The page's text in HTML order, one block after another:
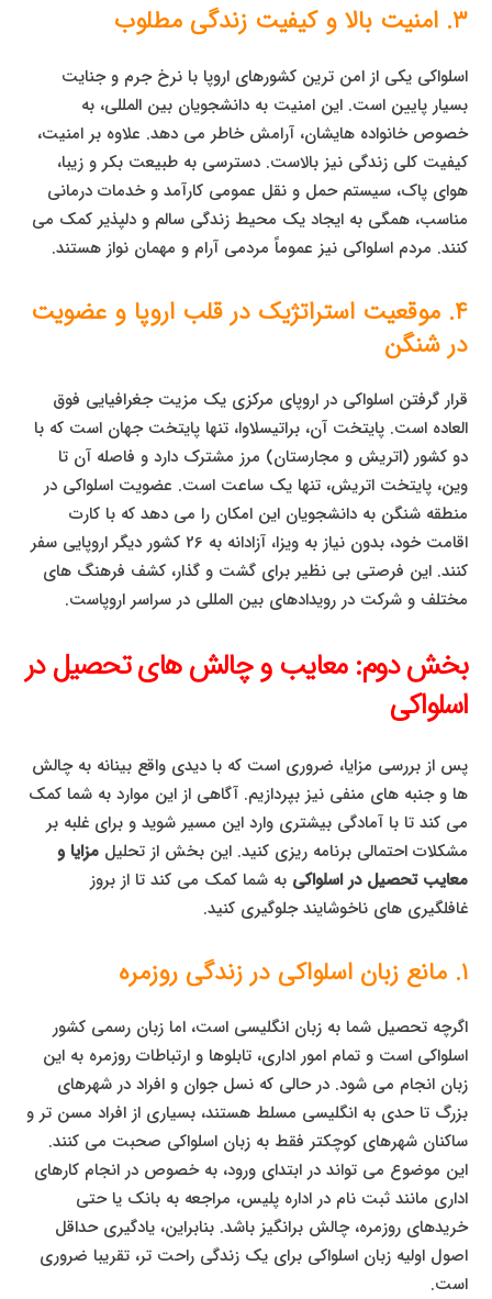
۳. امنیت بالا و کیفیت زندگی مطلوب
اسلواکی یکی از امن ترین کشورهای اروپا با نرخ جرم و جنایت
بسیار پایین است. این امنیت به دانشجویان بین المللی، به
خصوص خانواده هایشان، آرامش خاطر می دهد. علاوه بر امنیت،
کیفیت کلی زندگی نیز بالاست. دسترسی به طبیعت بکر و زیبا،
هوای پاک، سیستم حمل و نقل عمومی کارآمد و خدمات درمانی
مناسب، همگی به ایجاد یک محیط زندگی سالم و دلپذیر کمک می
کنند. مردم اسلواکی نیز عموماً مردمی آرام و مهمان نواز هستند.
۴. موقعیت استراتژیک در قلب اروپا و عضویت
در شنگن
قرار گرفتن اسلواکی در اروپای مرکزی یک مزیت جغرافیایی فوق
العاده است. پایتخت آن، براتیسلاوا، تنها پایتخت جهان است که با
دو کشور (اتریش و مجارستان) مرز مشترک دارد و فاصله آن تا
وین، پایتخت اتریش، تنها یک ساعت است. عضویت اسلواکی در
منطقه شنگن به دانشجویان این امکان را می دهد که با کارت
اقامت خود، بدون نیاز به ویزا، آزادانه به 26 کشور دیگر اروپایی سفر
کنند. این فرصتی بی نظیر برای گشت و گذار، کشف فرهنگ های
مختلف و شرکت در رویدادهای بین المللی در سراسر اروپاست.
بخش دوم: معایب و چالش های تحصیل در
اسلواکی
پس از بررسی مزایا، ضروری است که با دیدی واقع بینانه به چالش
ها و جنبه های منفی نیز بپردازیم. آگاهی از این موارد به شما کمک
می کند تا با آمادگی بیشتری وارد این مسیر شوید و برای غلبه بر
مشکلات احتمالی برنامه ریزی کنید. این بخش از تحلیلمزایا و
معایب تحصیل در اسلواکی به شما کمک می کند تا از بروز
غافلگیری های ناخوشایند جلوگیری کنید.
۱. مانع زبان اسلواکی در زندگی روزمره
اگرچه تحصیل شما به زبان انگلیسی است، اما زبان رسمی کشور
اسلواکی است و تمام امور اداری، تابلوها و ارتباطات روزمره به این
زبان انجام می شود. در حالی که نسل جوان و افراد در شهرهای
بزرگ تا حدی به انگلیسی مسلط هستند، بسیاری از افراد مسن تر و
ساکنان شهرهای کوچکتر فقط به زبان اسلواکی صحبت می کنند.
این موضوع می تواند در ابتدای ورود، به خصوص در انجام کارهای
اداری مانند ثبت نام در اداره پلیس، مراجعه به بانک یا حتی
خریدهای روزمره، چالش برانگیز باشد. بنابراین، یادگیری حداقل
اصول اولیه زبان اسلواکی برای یک زندگی راحت تر، تقریبا ضروری
است.